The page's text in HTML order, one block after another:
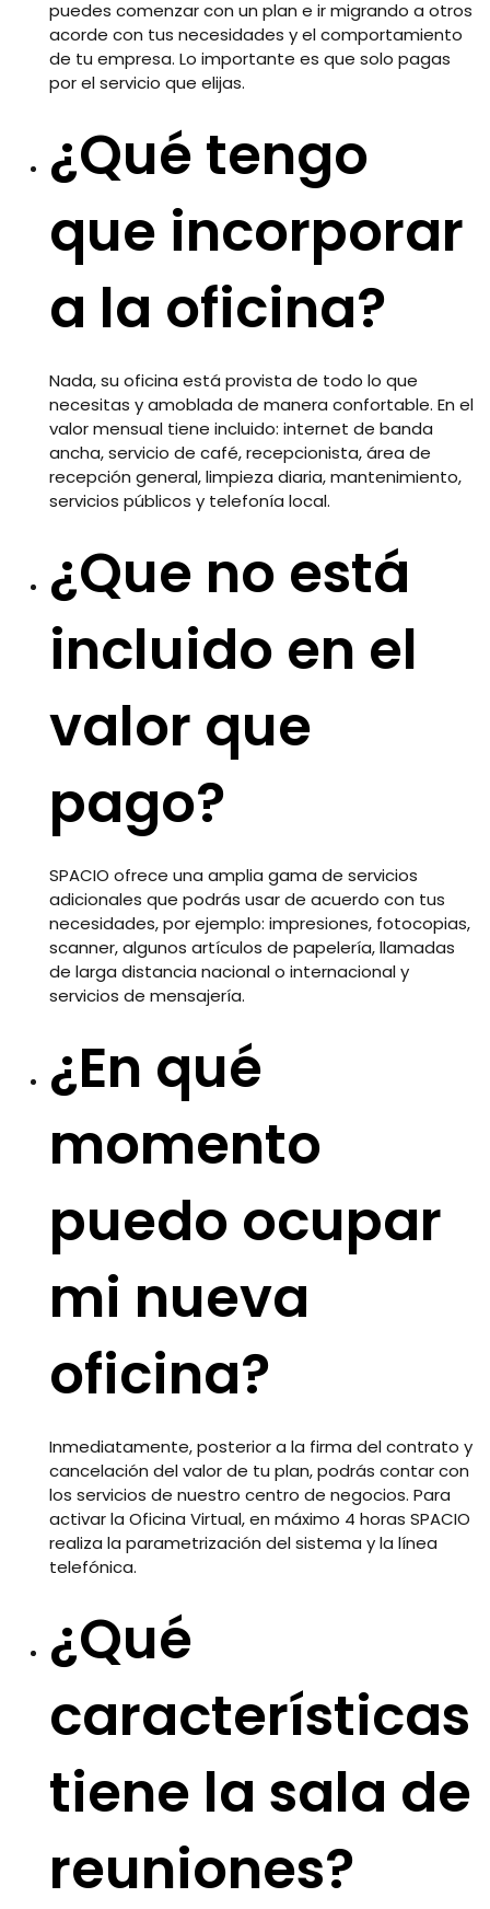
puedes comenzar con un plan e ir migrando a otros
acorde con tus necesidades y el comportamiento
de tu empresa. Lo importante es que solo pagas
por el servicio que elijas.
¿Qué tengo
que incorporar
a la oficina?
Nada, su oficina está provista de todo lo que
necesitas y amoblada de manera confortable. En el
valor mensual tiene incluido: internet de banda
ancha, servicio de café, recepcionista, área de
recepción general, limpieza diaria, mantenimiento,
servicios públicos y telefonía local.
¿Que no está
incluido en el
valor que
pago?
SPACIO ofrece una amplia gama de servicios
adicionales que podrás usar de acuerdo con tus
necesidades, por ejemplo: impresiones, fotocopias,
scanner, algunos artículos de papelería, llamadas
de larga distancia nacional o internacional y
servicios de mensajería.
¿En qué
momento
puedo ocupar
mi nueva
oficina?
Inmediatamente, posterior a la firma del contrato y
cancelación del valor de tu plan, podrás contar con
los servicios de nuestro centro de negocios. Para
activar la Oficina Virtual, en máximo 4 horas SPACIO
realiza la parametrización del sistema y la línea
telefónica.
¿Qué
características
tiene la sala de
reuniones?